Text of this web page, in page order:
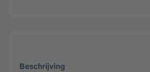
Beschrijving